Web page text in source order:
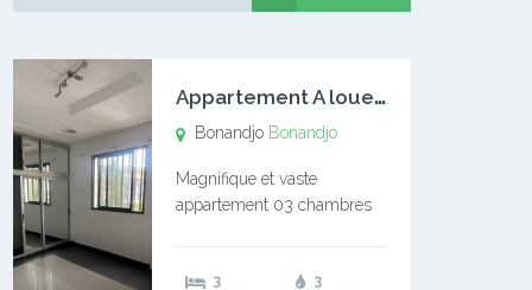
A
ppartement A louer Bonandjo
Bonandjo Bonandjo
Magnifique et vaste
appartement 03 chambres
douches 01 vaste salon 01
3
3